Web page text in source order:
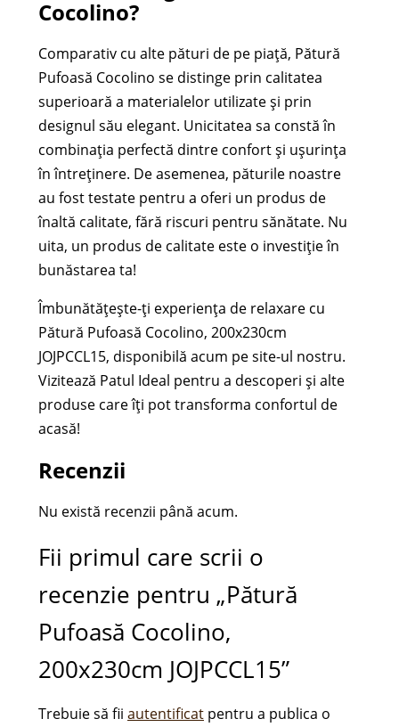
Cocolino?
Comparativ cu alte pături de pe piață, Pătură
Pufoasă Cocolino se distinge prin calitatea
superioară a materialelor utilizate și prin
designul său elegant. Unicitatea sa constă în
combinația perfectă dintre confort și ușurința
în întreținere. De asemenea, păturile noastre
au fost testate pentru a oferi un produs de
înaltă calitate, fără riscuri pentru sănătate. Nu
uita, un produs de calitate este o investiție în
bunăstarea ta!
Îmbunătățește-ți experiența de relaxare cu
Pătură Pufoasă Cocolino, 200x230cm
JOJPCCL15, disponibilă acum pe site-ul nostru.
Vizitează Patul Ideal pentru a descoperi și alte
produse care îți pot transforma confortul de
acasă!
Recenzii
Nu există recenzii până acum.
Fii primul care scrii o
recenzie pentru „Pătură
Pufoasă Cocolino,
200x230cm JOJPCCL15”
Trebuie să fii autentificat pentru a publica o